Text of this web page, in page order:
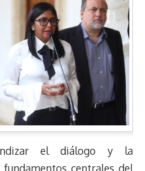
el diálogo y la
centrales del